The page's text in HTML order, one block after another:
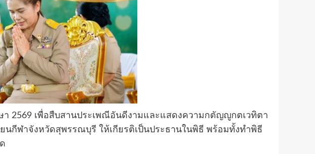
า 2569 เพื่อสืบสานประเพณีอันดีงามและแสดงความกตัญญูกตเวทิตา
นกีฬาจังหวัดสุพรรณบุรี ให้เกียรติเป็นประธานในพิธี พร้อมทั้งทำพิธี